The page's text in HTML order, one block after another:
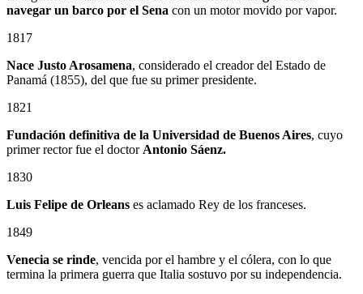
navegar un barco por el Sena con un motor movido por vapor.
1817
Nace Justo Arosamena, considerado el creador del Estado de
Panamá (1855), del que fue su primer presidente.
1821
Fundación definitiva de la Universidad de Buenos Aires, cuyo
primer rector fue el doctor Antonio Sáenz.
1830
Luis Felipe de Orleans es aclamado Rey de los franceses.
1849
Venecia se rinde, vencida por el hambre y el cólera, con lo que
termina la primera guerra que Italia sostuvo por su independencia.